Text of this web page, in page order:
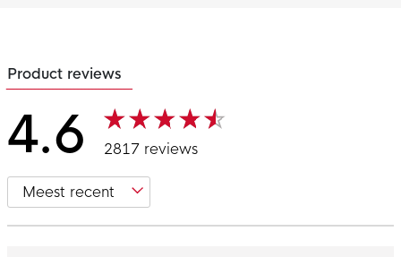
Product reviews
4.6 2817 reviews